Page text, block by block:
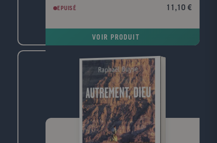
trouveront l'inspiration au gré de cette sélection de
textes qui traduisent la vie heureuse dans le mariage.
EPUISÉ 11,10 €
VOIR PRODUIT